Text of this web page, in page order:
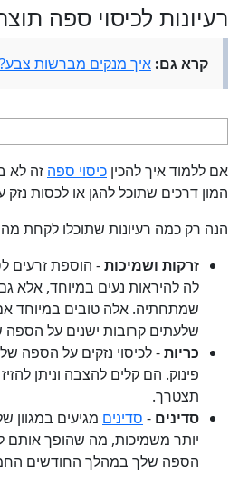
רעיונות לכיסוי ספה
קרא גם: איך מנקים מברשות צבע?
אם ללמוד איך להכין כיסוי ספה זה לא
המון דרכים שתוכל להגן או לכסות
הנה רק כמה רעיונות שתוכלו לקחת
זרקות ושמיכות- הוספת זרעים
לה להיראות נעים במיוחד, אלא
שמתחתיה. אלה טובים במיוחד
שלעתים קרובות ישנים על הספה
כריות- לכיסוי נזקים על הספה
פינוק. הם קלים להצבה וניתן
תצטרך.
סדינים - סדינים מגיעים במגוון
יותר משמיכות, מה שהופך אותם
הספה שלך במהלך החודשים